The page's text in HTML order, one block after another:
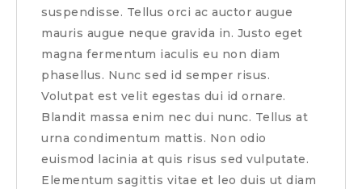
suspendisse. Tellus orci ac auctor augue
mauris augue neque gravida in. Justo eget
magna fermentum iaculis eu non diam
phasellus. Nunc sed id semper risus.
Volutpat est velit egestas dui id ornare.
Blandit massa enim nec dui nunc. Tellus at
urna condimentum mattis. Non odio
euismod lacinia at quis risus sed vulputate.
Elementum sagittis vitae et leo duis ut diam